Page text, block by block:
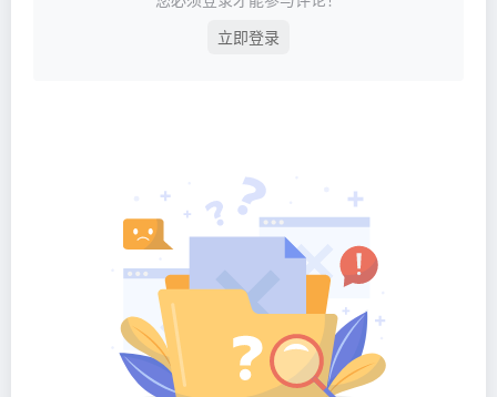
立即登录